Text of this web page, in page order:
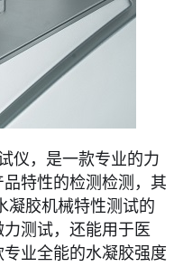
仪，是一款专业的力
特性的检测检测，其
凝胶机械特性测试的
测试，还能用于医
业全能的水凝胶强度